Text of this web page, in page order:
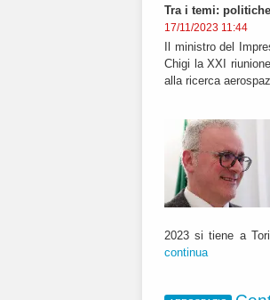
Tra i temi:
17/11/2023 11:44
Il ministro del
Chigi la XXI
alla ricerca
2023 si tiene a
continua